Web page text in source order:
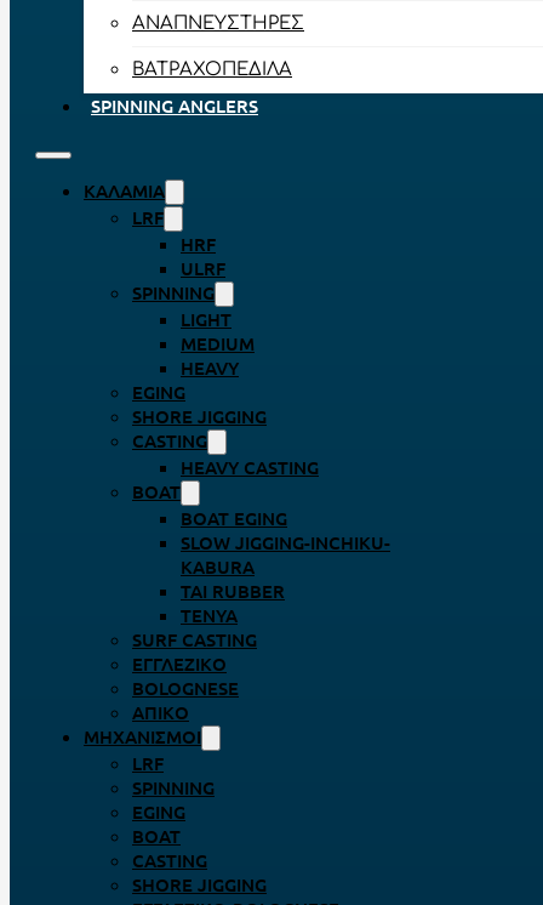
ΑΝΑΠΝΕΥΣΤΉΡΕΣ
ΒΑΤΡΑΧΟΠΈΔΙΛΑ
SPINNING ANGLERS
ΚΑΛΆΜΙΑ
LRF
HRF
ULRF
SPINNING
LIGHT
MEDIUM
HEAVY
EGING
SHORE JIGGING
CASTING
HEAVY CASTING
BOAT
BOAT EGING
SLOW JIGGING-INCHIKU-
KABURA
TAI RUBBER
TENYA
SURF CASTING
ΕΓΓΛΈΖΙΚΟ
BOLOGNESE
ΑΠΊΚΟ
ΜΗΧΑΝΙΣΜΟΊ
LRF
SPINNING
EGING
BOAT
CASTING
SHORE JIGGING